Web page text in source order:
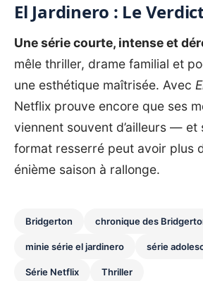
El Jardinero : Le
Une série courte, intense et
mêle thriller, drame familial et
une esthétique maîtrisée. Avec
Netflix prouve encore que ses
viennent souvent d’ailleurs — et
format resserré peut avoir plus
énième saison à rallonge.
Bridgerton chronique des
minie série el jardinero série
Série Netflix Thriller